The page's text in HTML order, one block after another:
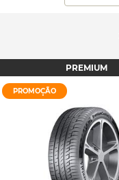
PREMIUM
PROMOÇÃO